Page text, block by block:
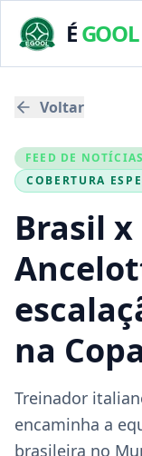
ÉGOOL
Voltar
FEED DE NOTÍCIAS
COBERTURA
Brasil
na
Treinador
encaminha a
brasileira no